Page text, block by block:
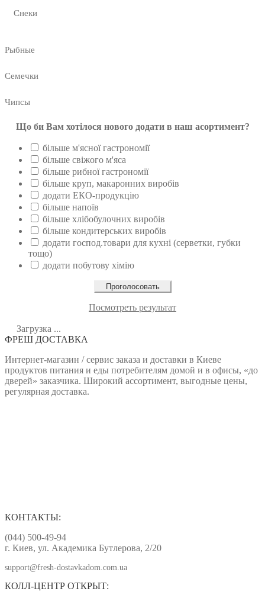
Снеки
Рыбные
Семечки
Чипсы
Що би Вам хотілося нового додати в наш асортимент?
більше м'ясної гастрономії
більше свіжого м'яса
більше рибної гастрономії
більше круп, макаронних виробів
додати ЕКО-продукцію
більше напоїв
більше хлібобулочних виробів
більше кондитерських виробів
додати господ.товари для кухні (серветки, губки
тощо)
додати побутову хімію
Посмотреть результат
Загрузка ...
ФРЕШ ДОСТАВКА
Интернет-магазин / сервис заказа и доставки в Киеве
продуктов питания и еды потребителям домой и в офисы, «до
дверей» заказчика. Широкий ассортимент, выгодные цены,
регулярная доставка.
КОНТАКТЫ:
(044) 500-49-94
г. Киев, ул. Академика Бутлерова, 2/20
support@fresh-dostavkadom.com.ua
КОЛЛ-ЦЕНТР ОТКРЫТ: